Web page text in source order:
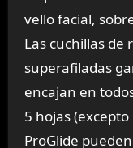
vello facial,
Las cuchillas de
superafiladas
encajan en
5 hojas
ProGlide